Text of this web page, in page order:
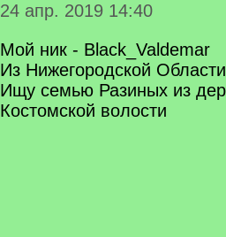
24 апр. 2019 14:40
Мой ник - Black_Valdemar
Из Нижегородской Области
Ищу семью Разиных из
Костомской волости